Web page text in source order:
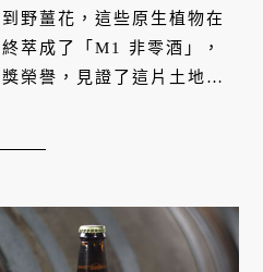
野薑花，這些原生植物在
萃成了「M1 非零酒」，
榮譽，見證了這片土地的